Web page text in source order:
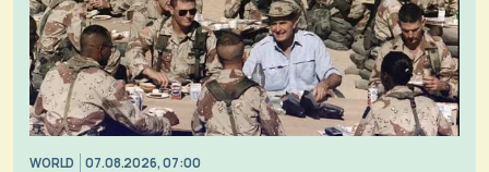
WORLD 07.08.2026, 07:00